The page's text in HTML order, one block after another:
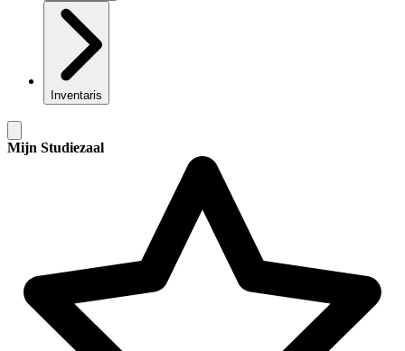
Inventaris
Mijn Studiezaal